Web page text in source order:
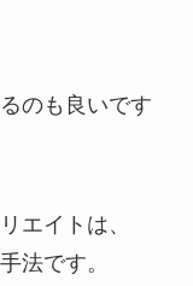
のも良いです
エイトは、
法です。